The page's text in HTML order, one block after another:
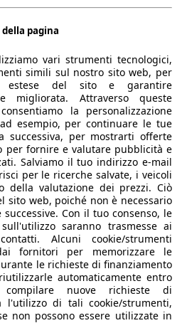
l/100km
5.3 l/100km
l
responsabilità per la correttezza
Torna su
il mercato auto europeo.
pagina
vari strumenti tecnologici,
simili sul nostro sito web, per
estese del sito e garantire
migliorata. Attraverso queste
la personalizzazione
esempio, per continuare le tue
successiva, per mostrarti offerte
per fornire e valutare pubblicità e
Salviamo il tuo indirizzo e-mail
per le ricerche salvate, i veicoli
della valutazione dei prezzi. Ciò
sito web, poiché non è necessario
Con il tuo consenso, le
saranno trasmesse ai
Alcuni cookie/strumenti
fornitori per memorizzare le
le richieste di finanziamento
automaticamente entro
nuove richieste di
l'utilizzo di tali cookie/strumenti,
non possono essere utilizzate in